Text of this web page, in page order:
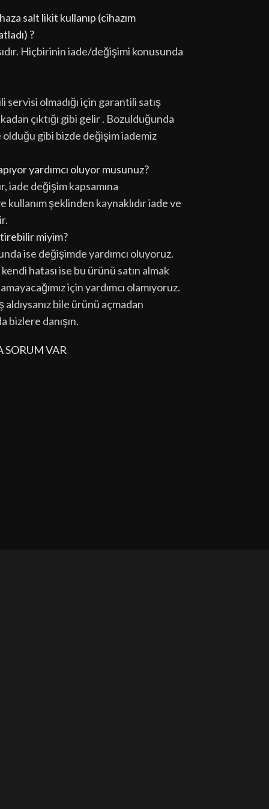
salt likit kullanıp (cihazım
?
Hiçbirinin iade/değişimi konusunda
servisi olmadığı için garantili satış
çıktığı gibi gelir . Bozulduğunda
olduğu gibi bizde değişim iademiz
yardımcı oluyor musunuz?
iade değişim kapsamına
kullanım şeklinden kaynaklıdır iade ve
miyim?
ise değişimde yardımcı oluyoruz.
hatası ise bu ürünü satın almak
için yardımcı olamıyoruz.
aldıysanız bile ürünü açmadan
bizlere danışın.
SORUM VAR